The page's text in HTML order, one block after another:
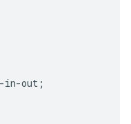
in-out;